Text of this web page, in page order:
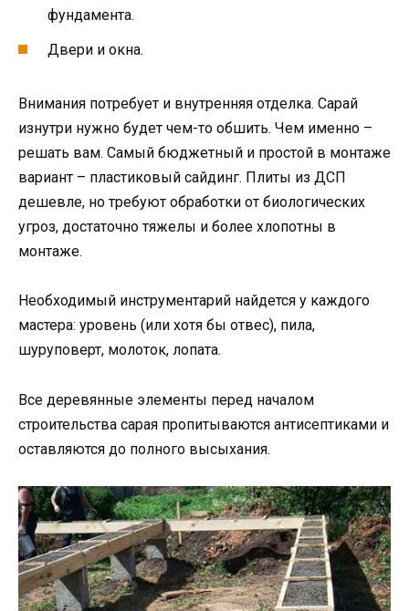
фундамента.
Двери и окна.
Внимания потребует и внутренняя отделка. Сарай
изнутри нужно будет чем-то обшить. Чем именно –
решать вам. Самый бюджетный и простой в монтаже
вариант – пластиковый сайдинг. Плиты из ДСП
дешевле, но требуют обработки от биологических
угроз, достаточно тяжелы и более хлопотны в
монтаже.
Необходимый инструментарий найдется у каждого
мастера: уровень (или хотя бы отвес), пила,
шуруповерт, молоток, лопата.
Все деревянные элементы перед началом
строительства сарая пропитываются антисептиками и
оставляются до полного высыхания.